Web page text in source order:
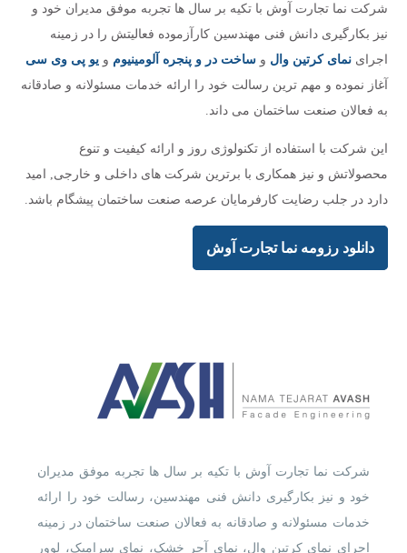
شرکت نما تجارت آوش با تکیه بر سال ها تجربه موفق مدیران خود و
نیز بکارگیری دانش فنی مهندسین کارآزموده فعالیتش را در زمینه
اجرای نمای کرتین وال و ساخت در و پنجره آلومینیوم و یو پی وی سی
آغاز نموده و مهم ترین رسالت خود را ارائه خدمات مسئولانه و صادقانه
به فعالان صنعت ساختمان می داند.
این شرکت با استفاده از تکنولوژی روز و ارائه کیفیت و تنوع
محصولاتش و نیز همکاری با برترین شرکت های داخلی و خارجی, امید
دارد در جلب رضایت کارفرمایان عرصه صنعت ساختمان پیشگام باشد.
دانلود رزومه نما تجارت آوش
شرکت نما تجارت آوش با تکیه بر سال ها تجربه موفق مدیران
خود و نیز بکارگیری دانش فنی مهندسین، رسالت خود را ارائه
خدمات مسئولانه و صادقانه به فعالان صنعت ساختمان در زمینه
اجرای نمای کرتین وال، نمای آجر خشک، نمای سرامیک، لوور